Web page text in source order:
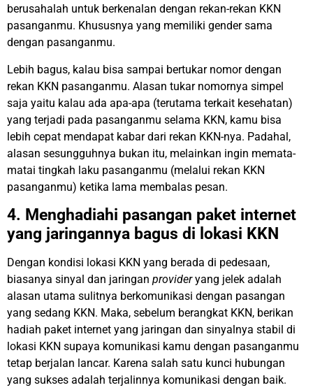
berusahalah untuk berkenalan dengan rekan-rekan KKN
pasanganmu. Khususnya yang memiliki gender sama
dengan pasanganmu.
Lebih bagus, kalau bisa sampai bertukar nomor dengan
rekan KKN pasanganmu. Alasan tukar nomornya simpel
saja yaitu kalau ada apa-apa (terutama terkait kesehatan)
yang terjadi pada pasanganmu selama KKN, kamu bisa
lebih cepat mendapat kabar dari rekan KKN-nya. Padahal,
alasan sesungguhnya bukan itu, melainkan ingin memata-
matai tingkah laku pasanganmu (melalui rekan KKN
pasanganmu) ketika lama membalas pesan.
4. Menghadiahi pasangan paket internet
yang jaringannya bagus di lokasi KKN
Dengan kondisi lokasi KKN yang berada di pedesaan,
biasanya sinyal dan jaringan provideryang jelek adalah
alasan utama sulitnya berkomunikasi dengan pasangan
yang sedang KKN. Maka, sebelum berangkat KKN, berikan
hadiah paket internet yang jaringan dan sinyalnya stabil di
lokasi KKN supaya komunikasi kamu dengan pasanganmu
tetap berjalan lancar. Karena salah satu kunci hubungan
yang sukses adalah terjalinnya komunikasi dengan baik.